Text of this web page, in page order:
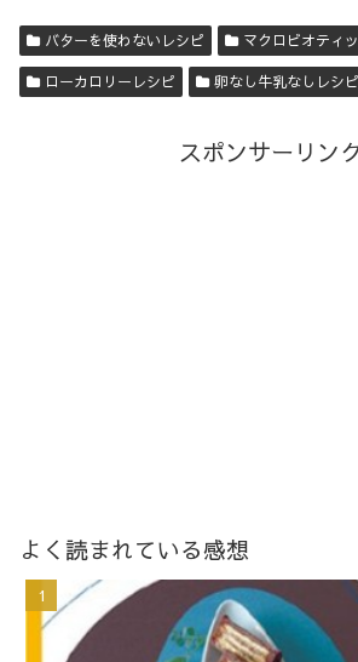
バターを使わないレシピ マクロビオティ
ローカロリーレシピ 卵なし牛乳なしレシピ
スポンサーリン
よく読まれている感想